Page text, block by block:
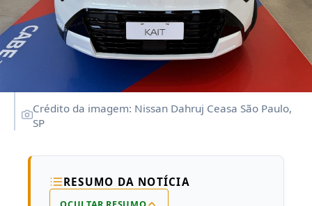
Crédito da imagem: Nissan Dahruj Ceasa São Paulo,
SP
RESUMO DA NOTÍCIA